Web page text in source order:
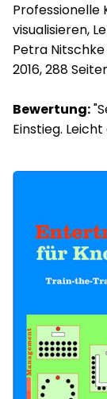
Professionelle
visualisieren,
Petra Nitschke
2016, 288
Bewertung:
Einstieg.